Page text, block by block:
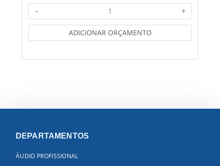
+
-
ADICIONAR ORÇAMENTO
DEPARTAMENTOS
ÁUDIO PROFISSIONAL